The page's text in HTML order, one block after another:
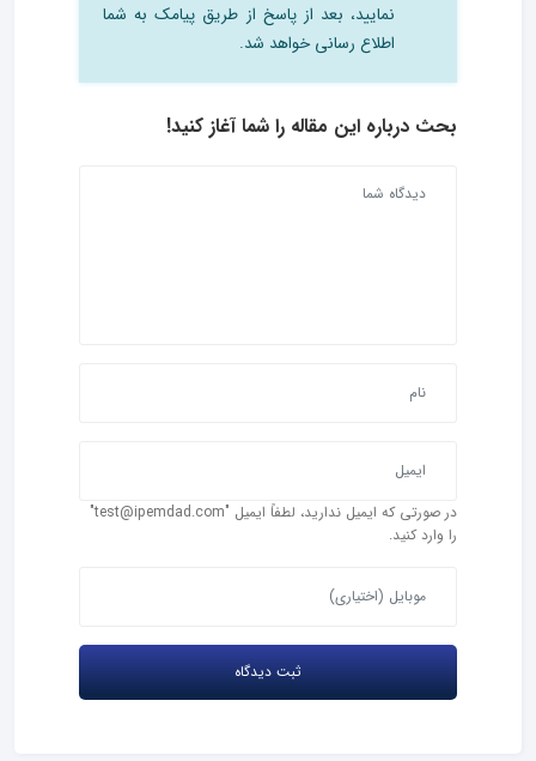
نمایید، بعد از پاسخ از طریق پیامک به شما
اطلاع رسانی خواهد شد.
بحث درباره این مقاله را شما آغاز کنید!
در صورتی که ایمیل ندارید، لطفاً ایمیل "test@ipemdad.com"
را وارد کنید.